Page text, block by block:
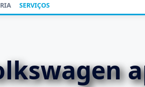
SERVIÇOS